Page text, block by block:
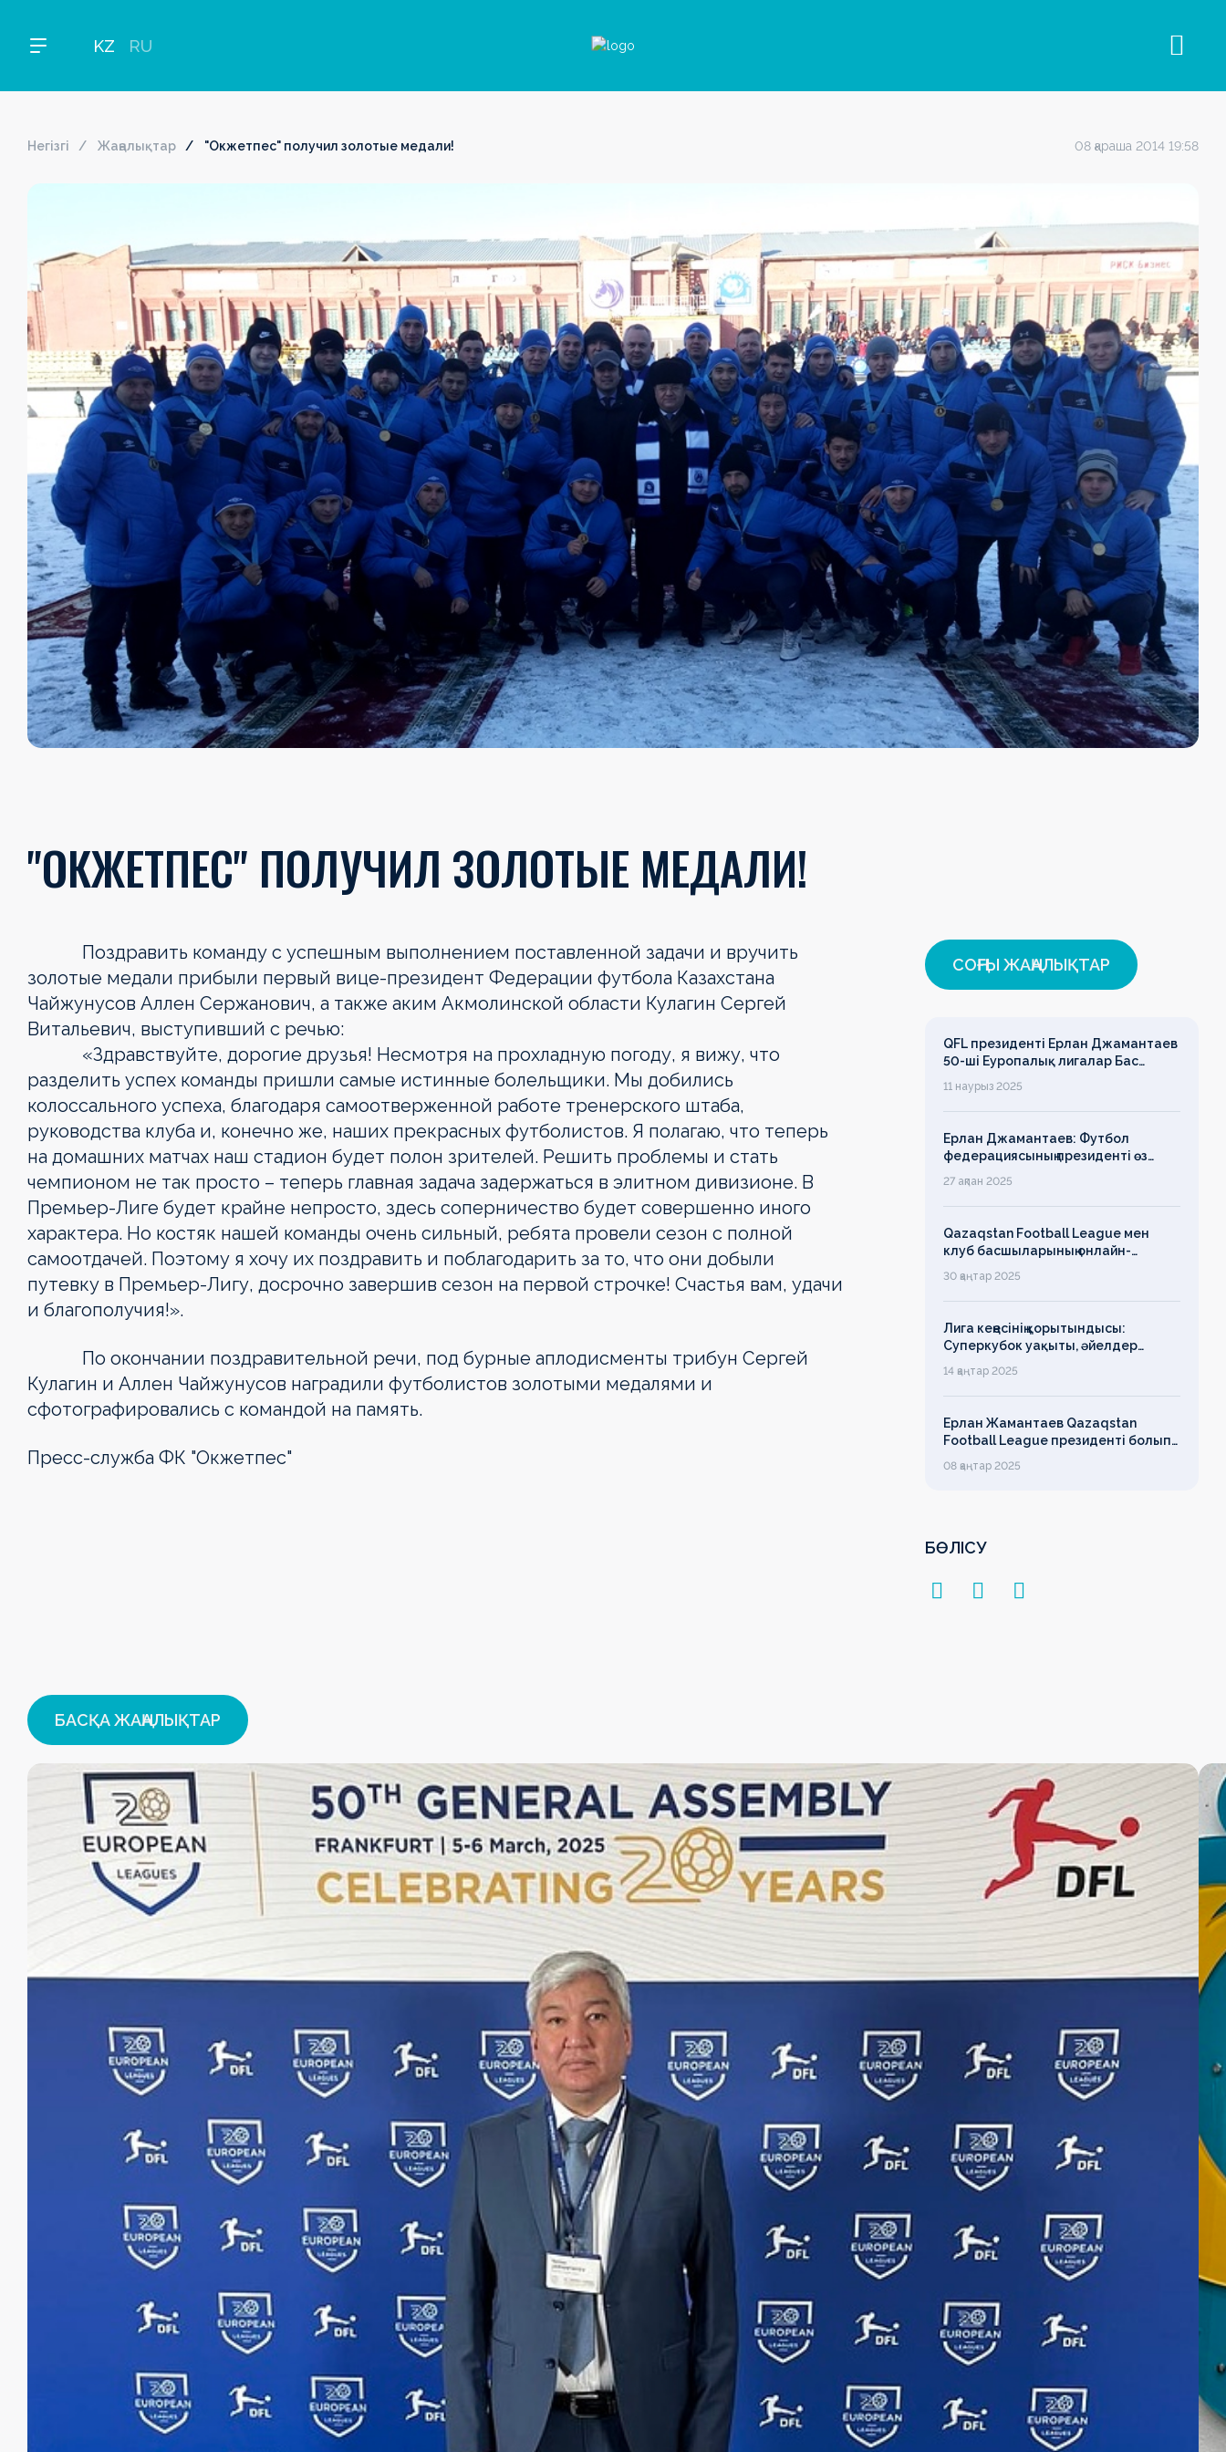
KZ RU
Негізгі Жаңалықтар "Окжетпес" получил золотые медали! 08 қараша 2014 19:58
"ОКЖЕТПЕС" ПОЛУЧИЛ ЗОЛОТЫЕ МЕДАЛИ!
Поздравить команду с успешным выполнением поставленной задачи и вручить
золотые медали прибыли первый вице-президент Федерации футбола Казахстана
Чайжунусов Аллен Сержанович, а также аким Акмолинской области Кулагин Сергей
Витальевич, выступивший с речью:
«Здравствуйте, дорогие друзья! Несмотря на прохладную погоду, я вижу, что
разделить успех команды пришли самые истинные болельщики. Мы добились
колоссального успеха, благодаря самоотверженной работе тренерского штаба,
руководства клуба и, конечно же, наших прекрасных футболистов. Я полагаю, что теперь
на домашних матчах наш стадион будет полон зрителей. Решить проблемы и стать
чемпионом не так просто – теперь главная задача задержаться в элитном дивизионе. В
Премьер-Лиге будет крайне непросто, здесь соперничество будет совершенно иного
характера. Но костяк нашей команды очень сильный, ребята провели сезон с полной
самоотдачей. Поэтому я хочу их поздравить и поблагодарить за то, что они добыли
путевку в Премьер-Лигу, досрочно завершив сезон на первой строчке! Счастья вам, удачи
и благополучия!».
По окончании поздравительной речи, под бурные аплодисменты трибун Сергей
Кулагин и Аллен Чайжунусов наградили футболистов золотыми медалями и
сфотографировались с командой на память.
Пресс-служба ФК "Окжетпес"
СОҢҒЫ ЖАҢАЛЫҚТАР
QFL президенті Ерлан Джамантаев
50-ші Еуропалық лигалар Бас
ассамблеясына қатысты
11 наурыз 2025
Ерлан Джамантаев: Футбол
федерациясының президенті өз
есімін қадірлейтінін айтқан еді,
алайда оның сөзі түкке тұрмайды!
27 ақпан 2025
Qazaqstan Football League мен
клуб басшыларының онлайн-
конференциясының қорытындысы
бойынша баспасөз-релизі
30 қаңтар 2025
Лига кеңесінің қорытындысы:
Суперкубок уақыты, әйелдер
футболының дамуы, легионерлерге
лимит
14 қаңтар 2025
Ерлан Жамантаев Qazaqstan
Football League президенті болып
сайланды
08 қаңтар 2025
БӨЛІСУ
БАСҚА ЖАҢАЛЫҚТАР